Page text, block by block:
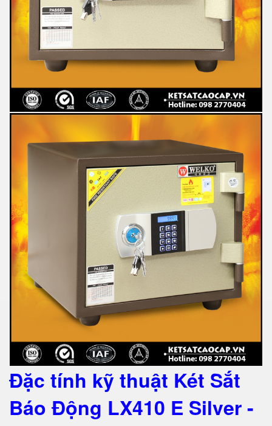
Đặc tính kỹ thuật Két Sắt
Báo Động LX410 E Silver -